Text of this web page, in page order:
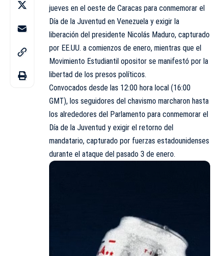
jueves en el oeste de Caracas para conmemorar el
Día de la Juventud en Venezuela y exigir la
liberación del presidente Nicolás Maduro, capturado
por EE.UU. a comienzos de enero, mientras que el
Movimiento Estudiantil opositor se manifestó por la
libertad de los presos políticos.
Convocados desde las 12:00 hora local (16:00
GMT), los seguidores del chavismo marcharon hasta
los alrededores del Parlamento para conmemorar el
Día de la Juventud y exigir el retorno del
mandatario, capturado por fuerzas estadounidenses
durante el ataque del pasado 3 de enero.